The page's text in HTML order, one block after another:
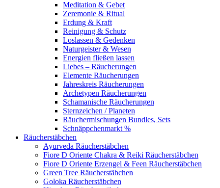
Meditation & Gebet
Zeremonie & Ritual
Erdung & Kraft
Reinigung & Schutz
Loslassen & Gedenken
Naturgeister & Wesen
Energien fließen lassen
Liebes – Räucherungen
Elemente Räucherungen
Jahreskreis Räucherungen
Archetypen Räucherungen
Schamanische Räucherungen
Sternzeichen / Planeten
Räuchermischungen Bundles, Sets
Schnäppchenmarkt %
Räucherstäbchen
Ayurveda Räucherstäbchen
Fiore D Oriente Chakra & Reiki Räucherstäbchen
Fiore D Oriente Erzengel & Feen Räucherstäbchen
Green Tree Räucherstäbchen
Goloka Räucherstäbchen